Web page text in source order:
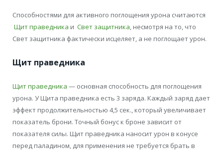
Способностями для активного поглощения урона считаются
Щит праведника и Свет защитника , несмотря на то, что
Свет защитника фактически исцеляет, а не поглощает урон.
Щит праведника
Щит праведника — основная способность для поглощения
урона. У Щита праведника есть 3 заряда. Каждый заряд дает
эффект продолжительностью 4,5 сек., который увеличивает
показатель брони. Точный бонус к броне зависит от
показателя силы. Щит праведника наносит урон в конусе
перед паладином, для применения не требуется брать в